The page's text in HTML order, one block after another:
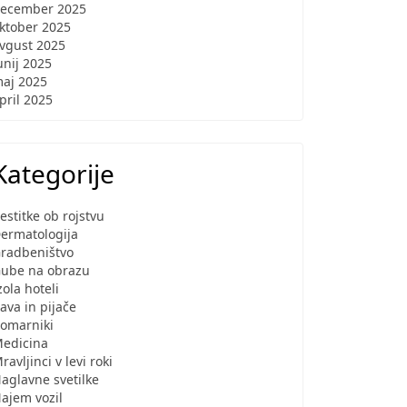
2025
2025
2025
2025
2025
2025
ob rojstvu
na obrazu
hoteli
in pijače
v levi roki
svetilke
vozil